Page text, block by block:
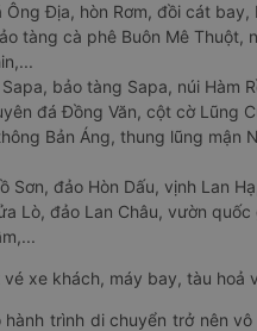
Ông Địa, hòn Rơm, đồi cát bay,
tàng cà phê Buôn Mê Thuột,
bảo tàng Sapa, núi Hàm
đá Đồng Văn, cột cờ Lũng
Bản Áng, thung lũng mận
Sơn, đảo Hòn Dấu, vịnh Lan
Lò, đảo Lan Châu, vườn
xe khách, máy bay, tàu
trình di chuyển trở nên